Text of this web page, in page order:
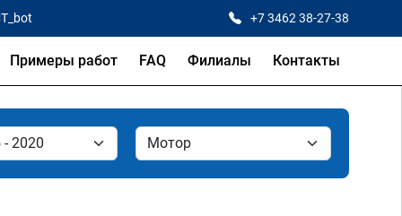
+7 3462 38-27-38
Примеры работ FAQ Филиалы Контакты